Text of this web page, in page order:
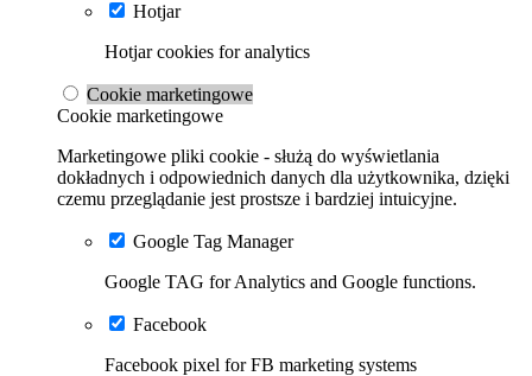
Hotjar
Hotjar cookies for analytics
Cookie marketingowe
Cookie marketingowe
Marketingowe pliki cookie - służą do wyświetlania
dokładnych i odpowiednich danych dla użytkownika, dzięki
czemu przeglądanie jest prostsze i bardziej intuicyjne.
Google Tag Manager
Google TAG for Analytics and Google functions.
Facebook
Facebook pixel for FB marketing systems